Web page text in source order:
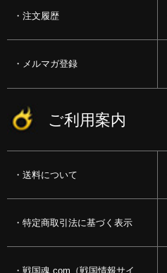
注文履歴
メルマガ登録
ご利用案内
送料について
特定商取引法に基づく表示
戦国魂.com（戦国情報サイ